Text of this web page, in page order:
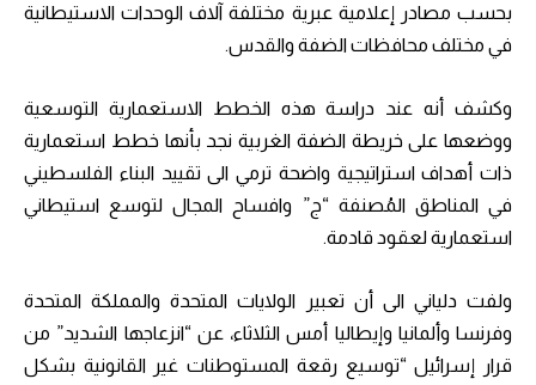
بحسب مصادر إعلامية عبرية مختلفة آلاف الوحدات الاستيطانية
في مختلف محافظات الضفة والقدس.
وكشف أنه عند دراسة هذه الخطط الاستعمارية التوسعية
ووضعها على خريطة الضفة الغربية نجد بأنها خطط استعمارية
ذات أهداف استراتيجية واضحة ترمي الى تقييد البناء الفلسطيني
في المناطق المُصنفة “ج” وافساح المجال لتوسع استيطاني
استعمارية لعقود قادمة.
ولفت دلياني الى أن تعبير الولايات المتحدة والمملكة المتحدة
وفرنسا وألمانيا وإيطاليا أمس الثلاثاء، عن “انزعاجها الشديد” من
قرار إسرائيل “توسيع رقعة المستوطنات غير القانونية بشكل